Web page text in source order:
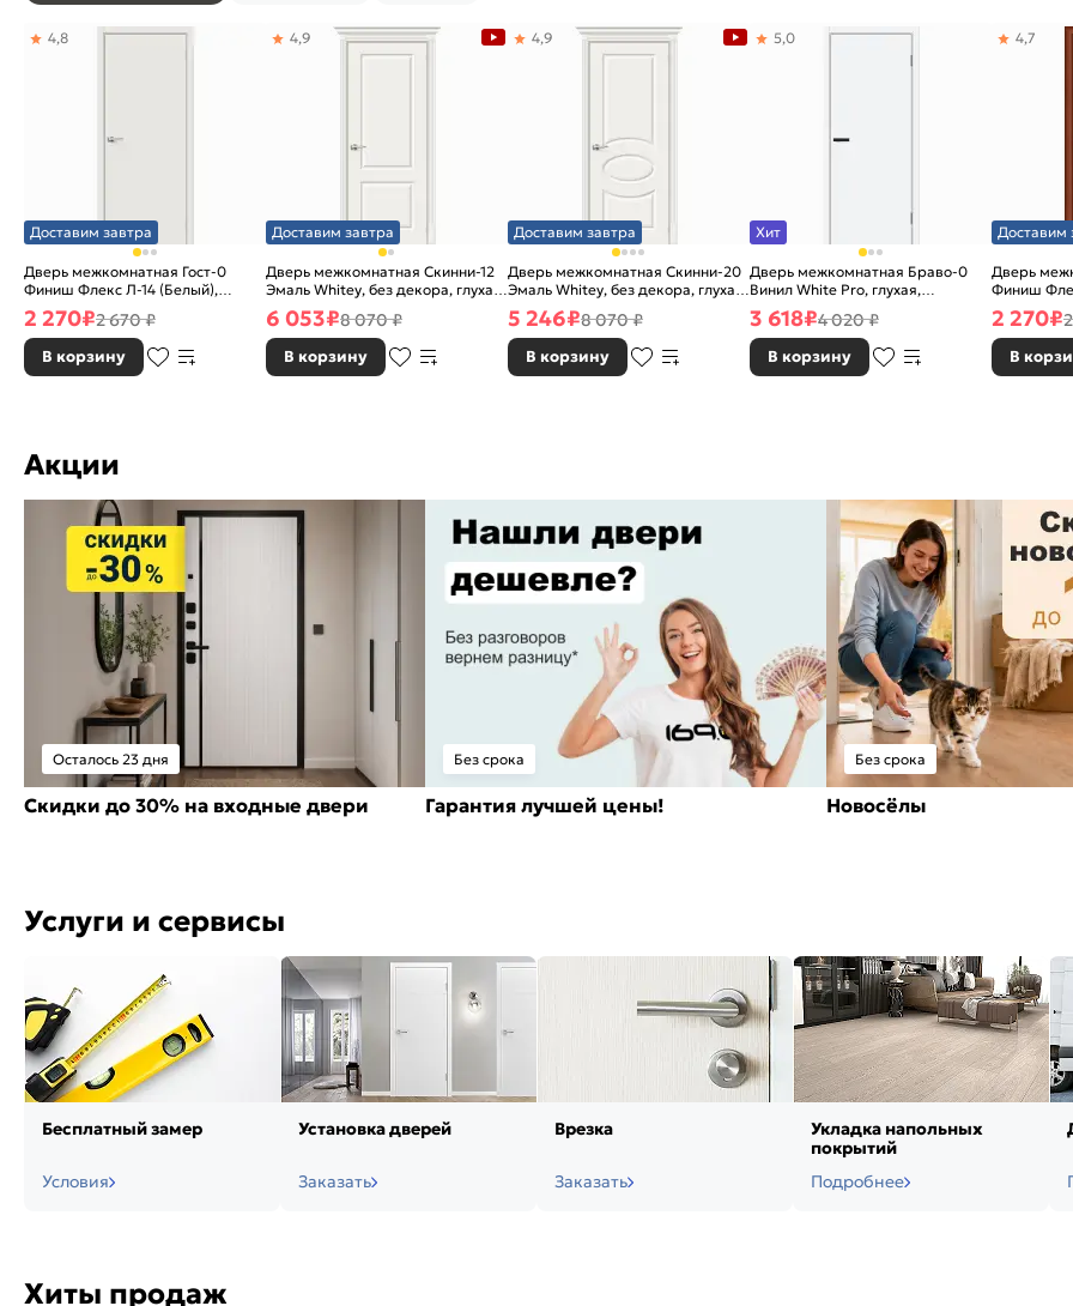
Доставим завтра
Дверь межкомнатная Гост-0
Финиш Флекс Л-14 (Белый),
глухая, каркасно-щитовая
4,8
2 270₽2 670 ₽
В корзину
Доставим завтра
Дверь межкомнатная Скинни-12
Эмаль Whitey, без декора, глухая,
без стекла, без кромки, скиновая
4,9
6 053₽8 070 ₽
В корзину
Доставим завтра
Дверь межкомнатная Скинни-20
Эмаль Whitey, без декора, глухая,
без стекла, без кромки, скиновая
4,9
5 246₽8 070 ₽
В корзину
Хит
Дверь межкомнатная Браво-0
Винил White Pro, глухая,
каркасно-щитовая
5,0
3 618₽4 020 ₽
В корзину
Доставим
Дверь
Финиш
Л-11
каркасно-
4,7
2 270₽
В
Акции
Осталось 23 дня
Скидки до 30% на входные двери
Без срока
Гарантия лучшей цены!
Без срока
Новосёлы
Услуги и сервисы
Бесплатный замер
Условия
Установка дверей
Заказать
Врезка
Заказать
Укладка напольных
покрытий
Подробнее
Хиты продаж